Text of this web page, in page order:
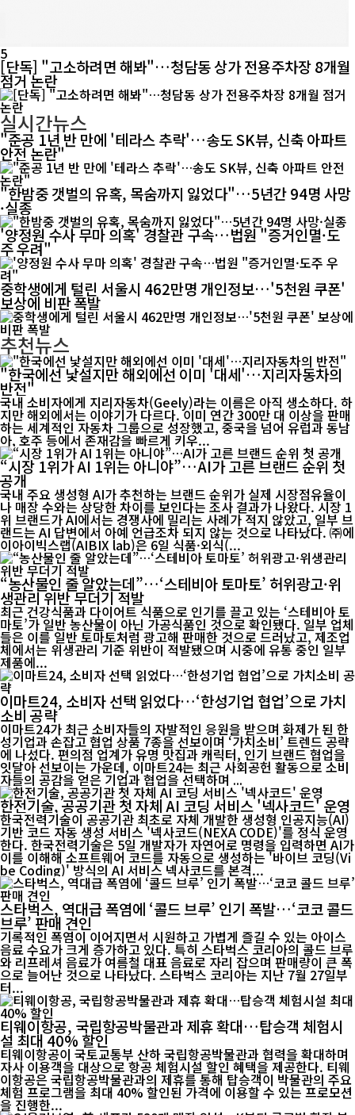
5
[단독] "고소하려면 해봐"…청담동 상가 전용주차장 8개월
점거 논란
실시간뉴스
"준공 1년 반 만에 '테라스 추락'…송도 SK뷰, 신축 아파트
안전 논란"
"한밤중 갯벌의 유혹, 목숨까지 잃었다"…5년간 94명 사망
·실종
'양정원 수사 무마 의혹' 경찰관 구속…법원 "증거인멸·도
주 우려"
중학생에게 털린 서울시 462만명 개인정보…'5천원 쿠폰'
보상에 비판 폭발
추천뉴스
"한국에선 낯설지만 해외에선 이미 '대세'…지리자동차의
반전"
국내 소비자에게 지리자동차(Geely)라는 이름은 아직 생소하다. 하
지만 해외에서는 이야기가 다르다. 이미 연간 300만 대 이상을 판매
하는 세계적인 자동차 그룹으로 성장했고, 중국을 넘어 유럽과 동남
아, 호주 등에서 존재감을 빠르게 키우...
“시장 1위가 AI 1위는 아니야”…AI가 고른 브랜드 순위 첫
공개
국내 주요 생성형 AI가 추천하는 브랜드 순위가 실제 시장점유율이
나 매장 수와는 상당한 차이를 보인다는 조사 결과가 나왔다. 시장 1
위 브랜드가 AI에서는 경쟁사에 밀리는 사례가 적지 않았고, 일부 브
랜드는 AI 답변에서 아예 언급조차 되지 않는 것으로 나타났다. ㈜에
이아이빅스랩(AIBIX lab)은 6일 식품·외식(...
“농산물인 줄 알았는데”…‘스테비아 토마토’ 허위광고·위
생관리 위반 무더기 적발
최근 건강식품과 다이어트 식품으로 인기를 끌고 있는 ‘스테비아 토
마토’가 일반 농산물이 아닌 가공식품인 것으로 확인됐다. 일부 업체
들은 이를 일반 토마토처럼 광고해 판매한 것으로 드러났고, 제조업
체에서는 위생관리 기준 위반이 적발됐으며 시중에 유통 중인 일부
제품에...
이마트24, 소비자 선택 읽었다…‘한성기업 협업’으로 가치
소비 공략
이마트24가 최근 소비자들의 자발적인 응원을 받으며 화제가 된 한
성기업과 손잡고 협업 상품 7종을 선보이며 ‘가치소비’ 트렌드 공략
에 나섰다. 편의점 업계가 유명 맛집과 캐릭터, 인기 브랜드 협업을
잇달아 선보이는 가운데, 이마트24는 최근 사회공헌 활동으로 소비
자들의 공감을 얻은 기업과 협업을 선택하며 ...
한전기술, 공공기관 첫 자체 AI 코딩 서비스 '넥사코드' 운영
한국전력기술이 공공기관 최초로 자체 개발한 생성형 인공지능(AI)
기반 코드 자동 생성 서비스 '넥사코드(NEXA CODE)'를 정식 운영
한다. 한국전력기술은 5일 개발자가 자연어로 명령을 입력하면 AI가
이를 이해해 소프트웨어 코드를 자동으로 생성하는 '바이브 코딩(Vi
be Coding)' 방식의 AI 서비스 넥사코드를 본격...
스타벅스, 역대급 폭염에 ‘콜드 브루’ 인기 폭발…‘코코 콜드
브루’ 판매 견인
기록적인 폭염이 이어지면서 시원하고 가볍게 즐길 수 있는 아이스
음료 수요가 크게 증가하고 있다. 특히 스타벅스 코리아의 콜드 브루
와 리프레셔 음료가 여름철 대표 음료로 자리 잡으며 판매량이 큰 폭
으로 늘어난 것으로 나타났다. 스타벅스 코리아는 지난 7월 27일부
터...
티웨이항공, 국립항공박물관과 제휴 확대…탑승객 체험시
설 최대 40% 할인
티웨이항공이 국토교통부 산하 국립항공박물관과 협력을 확대하며
자사 이용객을 대상으로 항공 체험시설 할인 혜택을 제공한다. 티웨
이항공은 국립항공박물관과의 제휴를 통해 탑승객이 박물관의 주요
체험 프로그램을 최대 40% 할인된 가격에 이용할 수 있는 프로모션
을 진행한...